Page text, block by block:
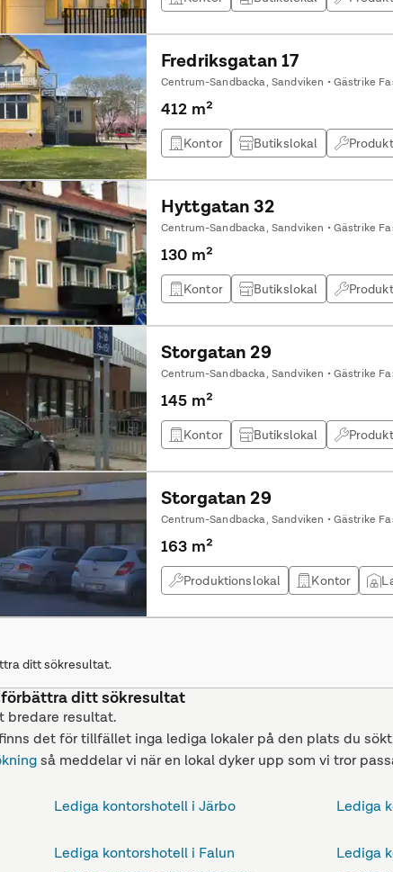
Fredriksgatan 17
Centrum-Sandbacka, Sandviken • Gästrike
412 m²
Kontor Butikslokal
Hyttgatan 32
Centrum-Sandbacka, Sandviken • Gästrike
130 m²
Kontor Butikslokal
Storgatan 29
Centrum-Sandbacka, Sandviken • Gästrike
145 m²
Kontor Butikslokal
Storgatan 29
Centrum-Sandbacka, Sandviken • Gästrike
163 m²
Produktionslokal Kontor
ditt sökresultat.
förbättra ditt sökresultat
bredare resultat.
det för tillfället inga lediga lokaler på den plats du
så meddelar vi när en lokal dyker upp som vi tror
Lediga kontorshotell i Järbo Lediga
Lediga kontorshotell i Falun
Lediga